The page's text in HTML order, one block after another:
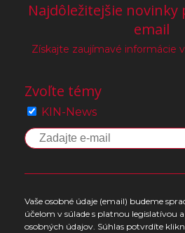
Najdôležitejšie novinky
email
Získajte zaujímavé informácie
Zvoľte témy
KIN-News
Vaše osobné údaje (email) budeme
účelom v súlade s platnou legislatívou
osobných údajov. Súhlas potvrdíte